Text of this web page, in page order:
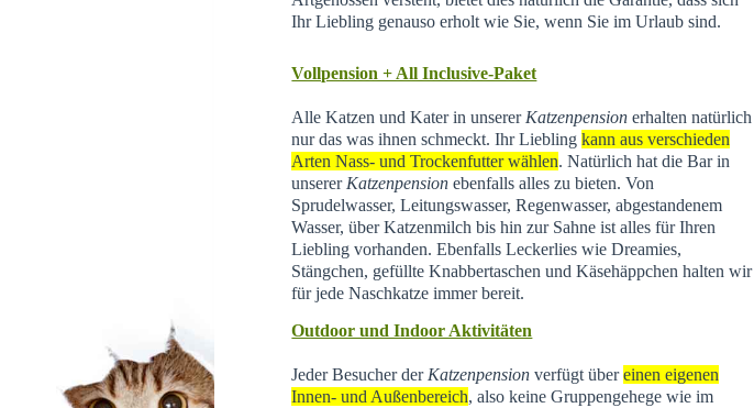
Ihr Liebling genauso erholt wie Sie, wenn Sie im Urlaub sind.
Vollpension + All Inclusive-Paket
Alle Katzen und Kater in unserer Katzenpension erhalten natürlich
nur das was ihnen schmeckt. Ihr Lieblingkann aus verschieden
Arten Nass- und Trockenfutter wählen. Natürlich hat die Bar in
unserer Katzenpension ebenfalls alles zu bieten. Von
Sprudelwasser, Leitungswasser, Regenwasser, abgestandenem
Wasser, über Katzenmilch bis hin zur Sahne ist alles für Ihren
Liebling vorhanden. Ebenfalls Leckerlies wie Dreamies,
Stängchen, gefüllte Knabbertaschen und Käsehäppchen halten wir
für jede Naschkatze immer bereit.
Outdoor und Indoor Aktivitäten
Jeder Besucher der Katzenpension verfügt übereinen eigenen
Innen- und Außenbereich, also keine Gruppengehege wie im